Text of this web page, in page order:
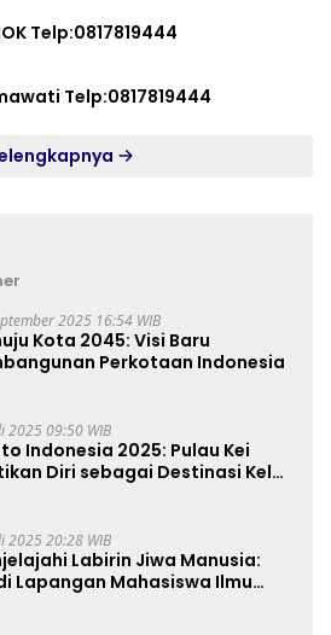
Telp:0817819444
Telp:0817819444
2025 16:54 WIB
Kota 2045: Visi Baru
Perkotaan Indonesia
2025 09:50 WIB
Indonesia 2025: Pulau Kei
Diri sebagai Destinasi Kelas
2025 20:28 WIB
Labirin Jiwa Manusia:
Lapangan Mahasiswa Ilmu